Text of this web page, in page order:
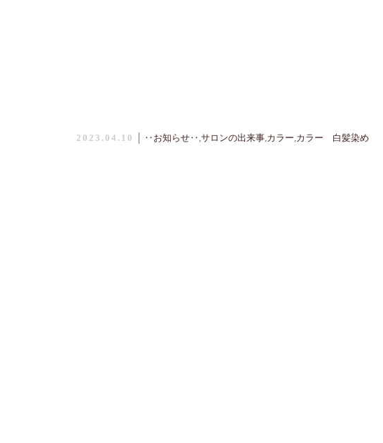
2023.04.10 ‥お知らせ‥ ,サロンの出来事,カラー,カラー 白髪染め